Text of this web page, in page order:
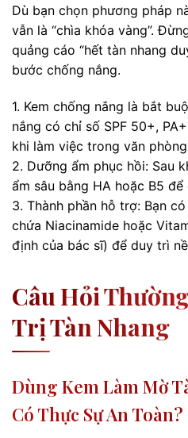
Dù bạn chọn phương pháp
vẫn là “chìa khóa vàng”.
quảng cáo “hết tàn nhang
bước chống nắng.
1. Kem chống nắng là bắt
nắng có chỉ số SPF 50+,
khi làm việc trong văn
2. Dưỡng ẩm phục hồi: Sau
ẩm sâu bằng HA hoặc B5
3. Thành phần hỗ trợ: Bạn
chứa Niacinamide hoặc
định của bác sĩ) để duy trì
Câu Hỏi
Trị Tàn Nhang
Dùng Kem Làm Mờ
Có Thực Sự An Toàn?